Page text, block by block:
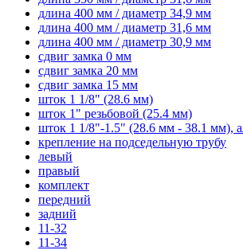
длина 400 мм / диаметр 34,9 мм
длина 400 мм / диаметр 31,6 мм
длина 400 мм / диаметр 30,9 мм
сдвиг замка 0 мм
сдвиг замка 20 мм
сдвиг замка 15 мм
шток 1 1/8" (28.6 мм)
шток 1" резьбовой (25.4 мм)
шток 1 1/8"-1.5" (28.6 мм - 38.1 мм),
крепление на подседельную трубу
левый
правый
комплект
передний
задний
11-32
11-34